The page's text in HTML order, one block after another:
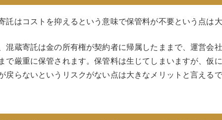
託はコストを抑えるという意味で保管料が不要という点は
混蔵寄託は金の所有権が契約者に帰属したままで、運営会
で厳重に保管されます。保管料は生じてしまいますが、仮
戻らないというリスクがない点は大きなメリットと言える